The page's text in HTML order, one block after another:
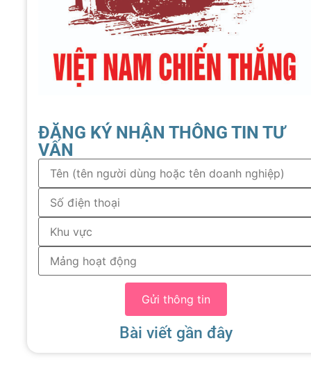
ĐĂNG KÝ NHẬN THÔNG TIN TƯ
VẤN
Gửi thông tin
Bài viết gần đây